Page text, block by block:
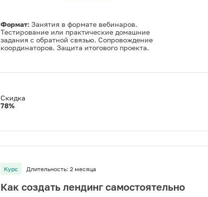
Формат: Занятия в формате вебинаров.
Тестирование или практические домашние
задания с обратной связью. Сопровождение
координаторов. Защита итогового проекта.
Скидка
78%
Курс Длительность: 2 месяца
Как создать лендинг самостоятельно